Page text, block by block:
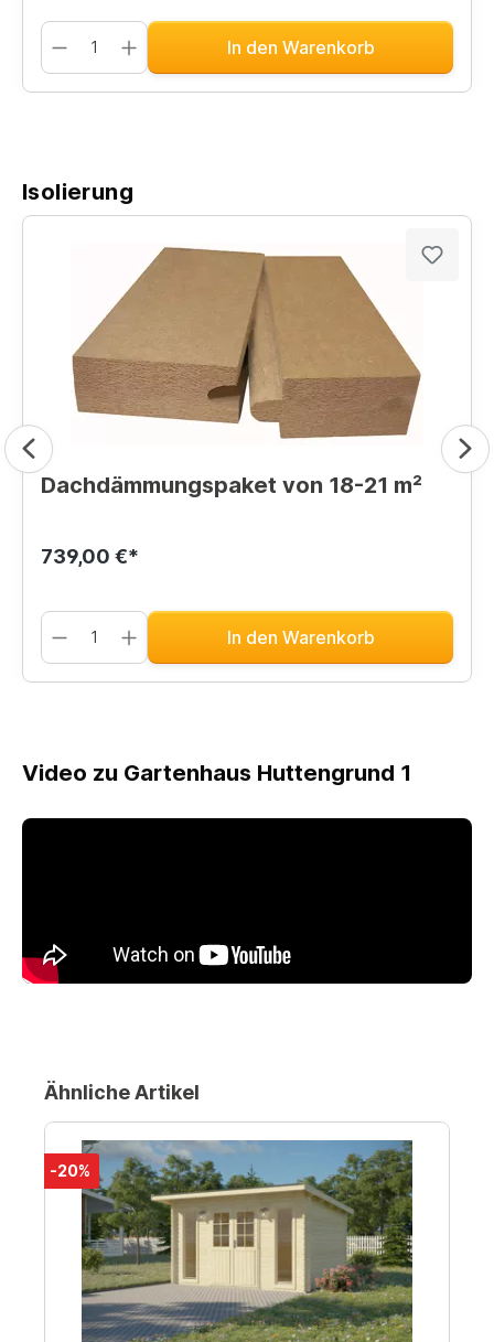
In den Warenkorb
Isolierung
Dachdämmungspaket von 18-21 m²
739,00 €*
In den Warenkorb
Video zu Gartenhaus Huttengrund 1
Ähnliche Artikel
-20%